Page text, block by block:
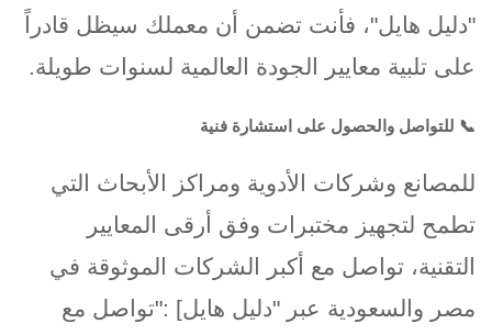
"دليل هايل"، فأنت تضمن أن معملك سيظل قادراً
على تلبية معايير الجودة العالمية لسنوات طويلة.
📞 للتواصل والحصول على استشارة فنية
للمصانع وشركات الأدوية ومراكز الأبحاث التي
تطمح لتجهيز مختبرات وفق أرقى المعايير
التقنية، تواصل مع أكبر الشركات الموثوقة في
مصر والسعودية عبر "دليل هايل": [تواصل مع